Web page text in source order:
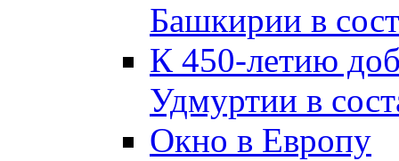
Башкирии в
К 450-летию
Удмуртии в
Окно в Европу